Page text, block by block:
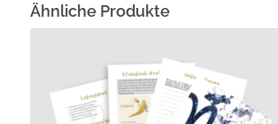
Ähnliche Produkte